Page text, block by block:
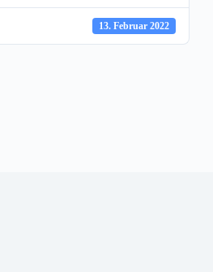
13. Februar 2022